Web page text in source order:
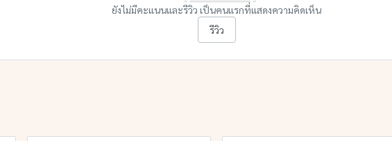
ยังไม่มีคะแนนและรีวิว เป็นคนแรกที่แสดงความคิดเห็น
รีวิว